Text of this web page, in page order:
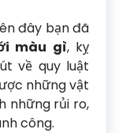
đây bạn đã
màu gì, kỵ
về quy luật
những vật
những rủi ro,
công.